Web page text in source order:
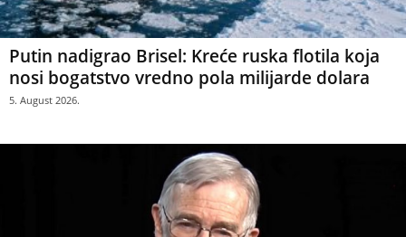
Putin nadigrao Brisel: Kreće ruska flotila koja
nosi bogatstvo vredno pola milijarde dolara
5. August 2026.